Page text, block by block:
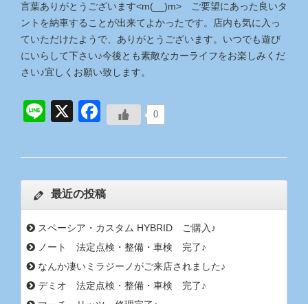
言葉ありがとうございます<m(__)m> ご要望にあった良いタ
ントを納車することが出来てよかったです。店内も気に入っ
ていただけたようで、ありがとうございます。いつでも遊び
にいらして下さい♪今後とも素敵なカーライフをお楽しみくだ
さい♪宜しくお願い致します。
0
Line
X Facebook
最近の投稿
スペーシア・カスタム HYBRID ご購入♪
ノート 法定点検・整備・車検 完了♪
なんか凄いミラジーノがご来店されました♪
デミオ 法定点検・整備・車検 完了♪